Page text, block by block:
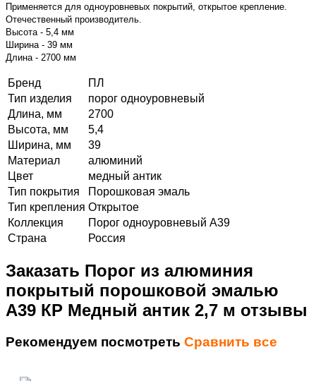
Применяется для одноуровневых покрытий, открытое крепление.
Отечественный производитель.
Высота - 5,4 мм
Ширина - 39 мм
Длина - 2700 мм
Бренд
ПЛ
Тип изделия
порог одноуровневый
Длина, мм
2700
Высота, мм
5,4
Ширина, мм
39
Материал
алюминий
Цвет
медный антик
Тип покрытия
Порошковая эмаль
Тип крепления Открытое
Коллекция
Порог одноуровневый А39
Страна
Россия
Заказать Порог из алюминия
покрытый порошковой эмалью
А39 КР Медный антик 2,7 м отзывы
Рекомендуем посмотреть Сравнить все